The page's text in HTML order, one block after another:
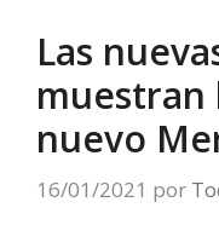
Las
muestran
nuevo
16/01/2021 por